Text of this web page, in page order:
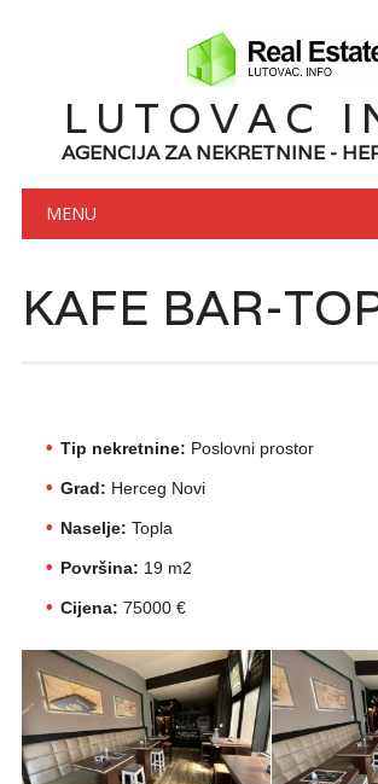
LUTOVAC
AGENCIJA ZA NEKRETNINE -
Main menu
MENU
KAFE BAR-
Tip nekretnine: Poslovni prostor
Grad: Herceg Novi
Naselje: Topla
Površina: 19 m2
Cijena: 75000 €